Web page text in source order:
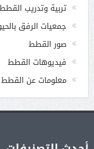
تربية وتدريب القطط
جمعيات الرفق
صور القطط
فيديوهات القطط
معلومات عن القطط